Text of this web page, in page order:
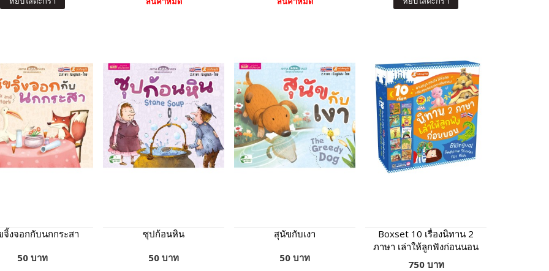
งจอกกับนกกระสา
50 บาท
ซุปก้อนหิน
50 บาท
สุนัขกับเงา
50 บาท
Boxset 10 เรื่องนิทาน 2
ภาษา เล่าให้ลูกฟังก่อนนอน
(กล่องฟ้า)
750 บาท